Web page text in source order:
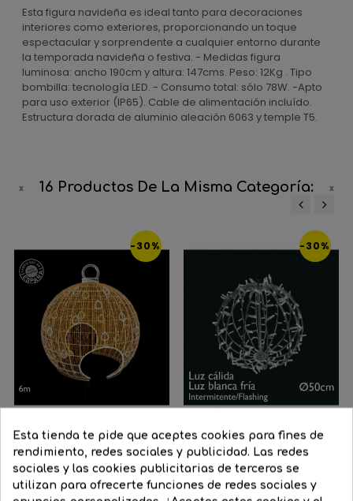
Esta figura navideña es ideal tanto para decoraciones
interiores como exteriores, proporcionando un toque
espectacular y sorprendente a cualquier entorno durante
la temporada navideña o festiva. - Medidas figura
luminosa: ancho 190cm y altura: 147cms. Peso: 12Kg . Tipo
bombilla: tecnología LED. - Consumo total: sólo 78W. -Apto
para uso exterior (IP65). Cable de alimentación incluído.
Estructura dorada de aluminio aleación 6063 y temple T5.
16 Productos De La Misma Categoría:
-30%
Bola gigante transitable...
Precio
41.194,45 € Precio
28.836,12 €
-30%
cálida...
Esta tienda te pide que aceptes cookies para fines de
rendimiento, redes sociales y publicidad. Las redes
sociales y las cookies publicitarias de terceros se
utilizan para ofrecerte funciones de redes sociales y